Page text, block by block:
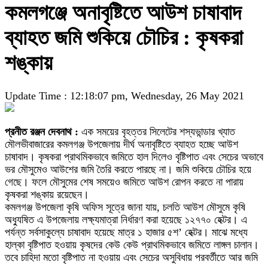
কমলগঞ্জে অনাবৃষ্টিতে আউশ চাষাবাদ
ব্যাহত জমি শুকিয়ে চৌচির : কৃষকরা
শঙ্কায়
Update Time : 12:18:07 pm, Wednesday, 26 May 2021
প্রনীত রঞ্জন দেবনাথ : এক সময়ের বৃহত্তর সিলেটের শস্যভান্ডার খ্যাত
মৌলভীবাজারের কমলগঞ্জ উপজেলায় দীর্ঘ অনাবৃষ্টিতে ব্যাহত হচ্ছে আউশ
চাষাবাদ। কৃষকরা প্রাথমিকভাবে জমিতে হাল দিলেও বৃষ্টিপাত এবং সেচের অভাবে
ভর মৌসুমেও আউশের জমি তৈরি করতে পারছে না। জমি শুকিয়ে চৌচির হয়ে
গেছে। ফলে মৌসুমের শেষ সময়েও জমিতে আউশ রোপন করতে না পারায়
কৃষকরা শঙ্কায় রয়েছেন।
কমলগঞ্জ উপজেলা কৃষি অফিস সূত্রে জানা যায়, চলতি আউশ মৌসুমে কৃষি
অধ্যুষিত এ উপজেলায় লক্ষ্যমাত্রা নির্ধারণ করা হয়েছে ১২৭৭০ হেক্টর। এ
পর্যন্ত সর্বসাকুল্যে চাষাবাদ হয়েছে মাত্র ১ হাজার ৫শ’ হেক্টর। মাঝে মধ্যে
হাল্কা বৃষ্টিপাত হওয়ায় কৃষদের কেউ কেউ প্রাথমিকভাবে জমিতে লাঙ্গল চালান।
তবে চাহিদা মতো বৃষ্টিপাত না হওয়ায় এবং সেচের অসুবিধায় পরবর্তীতে আর জমি